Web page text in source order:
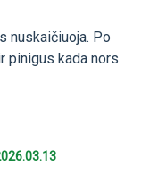
nuskaičiuoja. Po
pinigus kada nors